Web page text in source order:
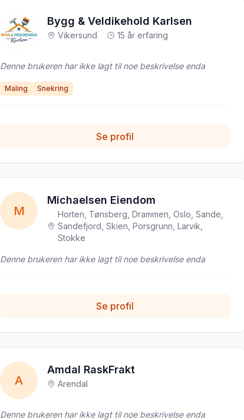
Bygg & Veldikehold Karlsen
Vikersund 15 år erfaring
Denne brukeren har ikke lagt til noe beskrivelse enda
Maling Snekring
Se profil
M
Michaelsen Eiendom
Horten, Tønsberg, Drammen, Oslo, Sande,
Sandefjord, Skien, Porsgrunn, Larvik,
Stokke
Denne brukeren har ikke lagt til noe beskrivelse enda
Se profil
A
Amdal RaskFrakt
Arendal
Denne brukeren har ikke lagt til noe beskrivelse enda